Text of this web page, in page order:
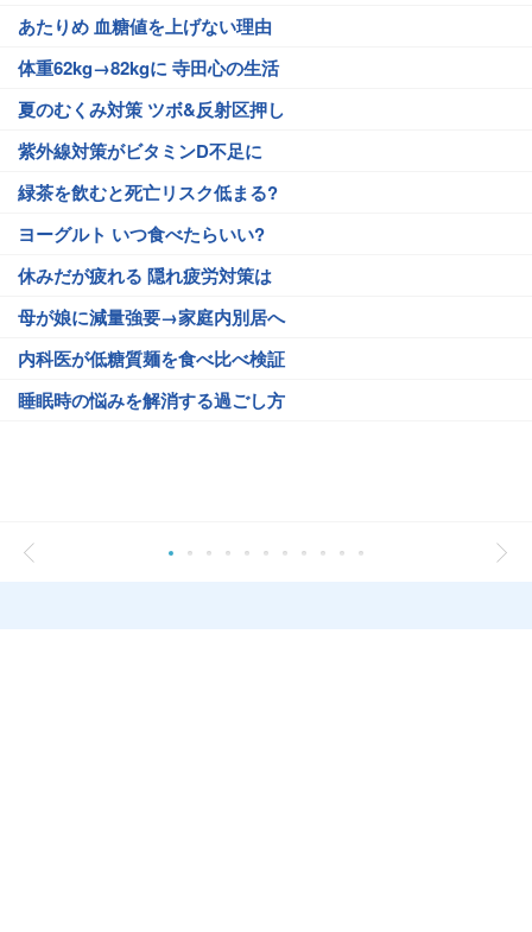
あたりめ 血糖値を上げない理由
体重62kg→82kgに 寺田心の生活
夏のむくみ対策 ツボ&反射区押し
紫外線対策がビタミンD不足に
緑茶を飲むと死亡リスク低まる?
ヨーグルト いつ食べたらいい?
休みだが疲れる 隠れ疲労対策は
母が娘に減量強要→家庭内別居へ
内科医が低糖質麺を食べ比べ検証
睡眠時の悩みを解消する過ごし方